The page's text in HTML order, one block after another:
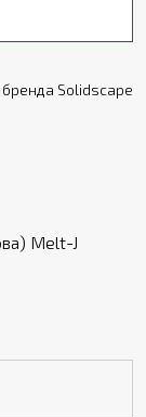
Solidscape
Melt-J